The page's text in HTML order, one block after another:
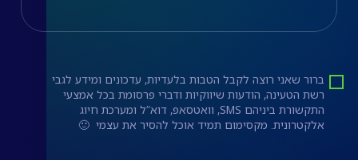
ברור שאני רוצה לקבל הטבות בלעדיות, עדכונים ומידע לגבי
רשת הטעינה, הודעות שיווקיות ודברי פרסומת בכל אמצעי
התקשורת ביניהם SMS, וואטסאפ, דוא”ל ומערכת חיוג
אלקטרונית. מקסימום תמיד אוכל להסיר את עצמי 🙂